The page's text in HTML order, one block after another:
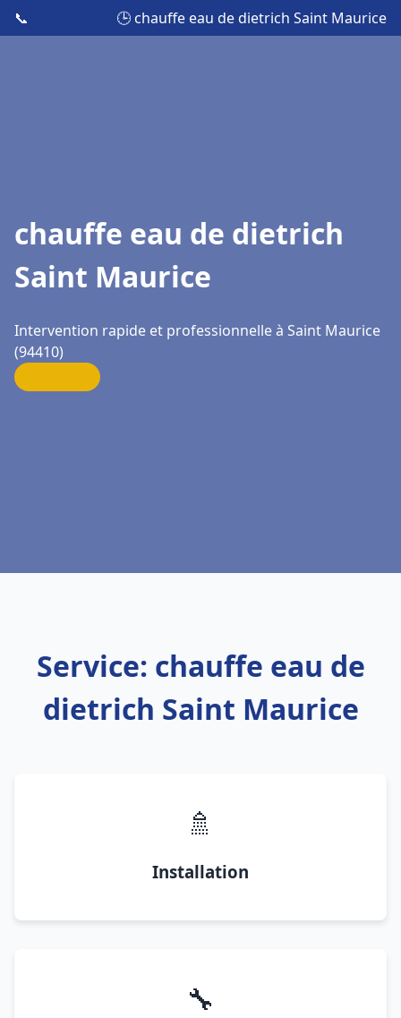
📞 🕒 chauffe eau de dietrich Saint Maurice
chauffe eau de dietrich
Saint Maurice
Intervention rapide et professionnelle à Saint Maurice
(94410)
Service: chauffe eau de
dietrich Saint Maurice
🚿
Installation
🔧